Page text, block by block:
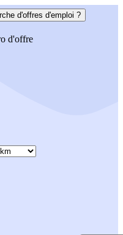
d'offres d'emploi ?
d'offre